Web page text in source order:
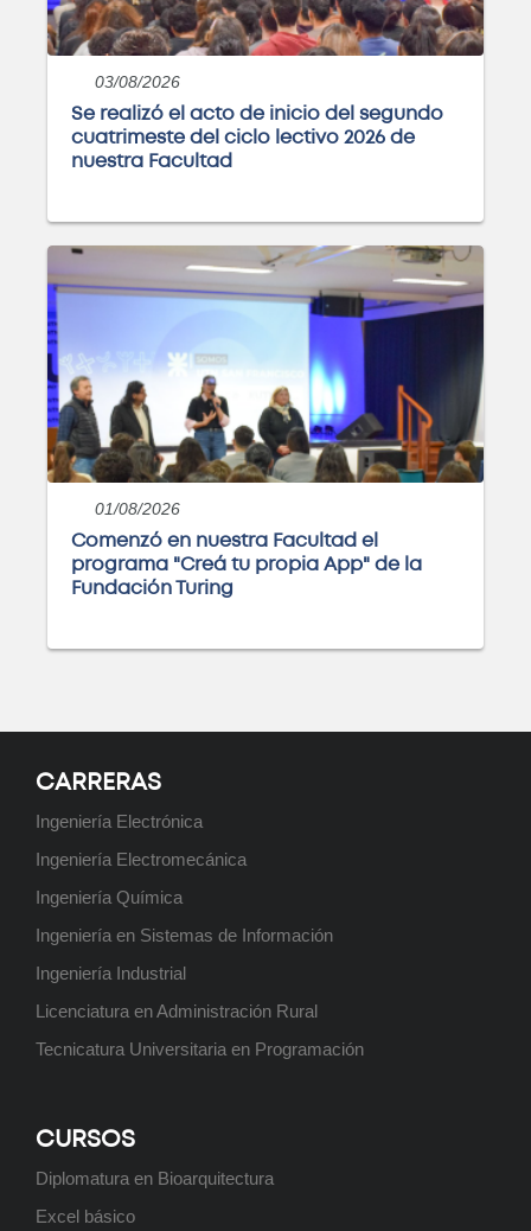
03/08/2026
Se realizó el acto de inicio del segundo
cuatrimeste del ciclo lectivo 2026 de
nuestra Facultad
01/08/2026
Comenzó en nuestra Facultad el
programa "Creá tu propia App" de la
Fundación Turing
Curso: Diplomatura en
Bioarquitectura
Posgrado: Especialización en
Ingeniería Gerencial
Posgrado: Maestría en
Administración de Negocios
Ingeniería Electrónica
Ingeniería Electromecánica
Licenciatura en Administración
Rural
Próximamente
Próximamente
CARRERAS
Ingeniería Electrónica
Ingeniería Electromecánica
Ingeniería Química
Ingeniería en Sistemas de Información
Ingeniería Industrial
Licenciatura en Administración Rural
Tecnicatura Universitaria en Programación
CURSOS
Diplomatura en Bioarquitectura
Excel básico